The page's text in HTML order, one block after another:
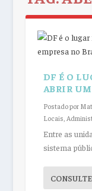
DF É O
ABRIR
Postado por
Locais
Entre as
sistema